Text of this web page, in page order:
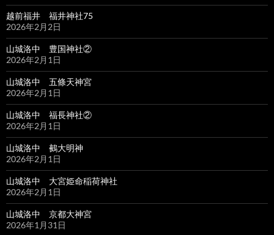
越前福井 福井神社75
2026年2月2日
山城洛中 豊国神社②
2026年2月1日
山城洛中 五條天神宮
2026年2月1日
山城洛中 福長神社②
2026年2月1日
山城洛中 鵺大明神
2026年2月1日
山城洛中 大宮姫命稲荷神社
2026年2月1日
山城洛中 京都大神宮
2026年1月31日